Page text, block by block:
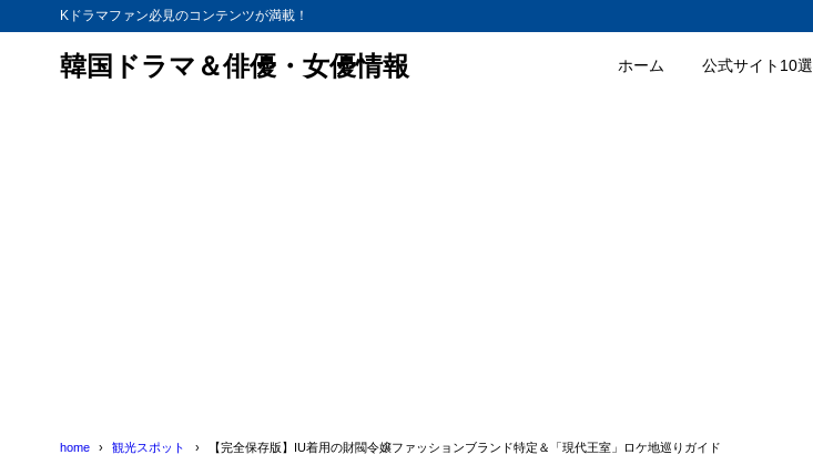
Kドラマファン必見のコンテンツが満載！
韓国ドラマ＆俳優・女優情報 ホーム 公式サイト10選
home 観光スポット 【完全保存版】IU着用の財閥令嬢ファッションブランド特定＆「現代王室」ロケ地巡りガイド